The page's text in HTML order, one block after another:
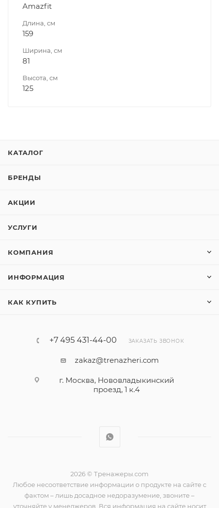
Amazfit
Длина, см
159
Ширина, см
81
Высота, см
125
КАТАЛОГ
БРЕНДЫ
АКЦИИ
УСЛУГИ
КОМПАНИЯ
ИНФОРМАЦИЯ
КАК КУПИТЬ
+7 495 431-44-00 ЗАКАЗАТЬ ЗВОНОК
zakaz@trenazheri.com
г. Москва, Нововладыкинский
проезд, 1 к.4
2026 © Тренажеры.com
Любое несоответствие информации о продукте на сайте с
фактом – лишь досадное недоразумение, звоните –
уточняйте у менеджеров. Вся информация на сайте носит